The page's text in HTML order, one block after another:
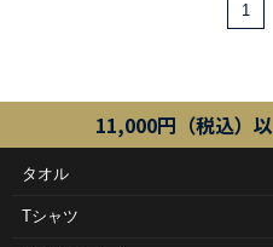
1
11,000円（税込）
タオル
Tシャツ